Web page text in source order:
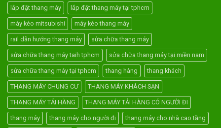
lắp đặt thang máy lắp đặt thang máy tại tphcm
máy kéo mitsubishi máy kéo thang máy
rail dãn hướng thang máy sửa chữa thang máy
sửa chữa thang máy taih tphcm sửa chữa thang máy tại miền nam
sửa chữa thang máy tại tphcm thang hàng thang khách
THANG MÁY CHUNG CƯ THANG MÁY KHÁCH SẠN
THANG MÁY TẢI HÀNG THANG MÁY TẢI HÀNG CÓ NGƯỜI ĐI
thang máy thang máy cho người đi thang máy cho nhà cao tầng